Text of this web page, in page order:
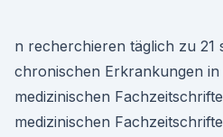
n recherchieren täglich zu 21
chronischen Erkrankungen
medizinischen
medizinischen